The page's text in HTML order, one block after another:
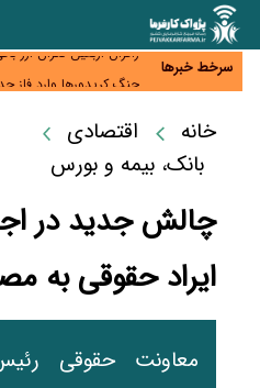
سرخط خبرها
همایش و مسابقه نذری
زائران اربعین نگران ارز
بانک‌ها و صرافی‌ها
میلیارد دلاری اوراسیا تا ۲۰۳۵
شبکه کمتر توسعه می‌یابد
تأمین سرمایه در گردش
جدید سیاست‌های
خانه
اقتصادی
بانک، بیمه و بورس
چالش جدید در
ایراد حقوقی به
معاونت حقوقی